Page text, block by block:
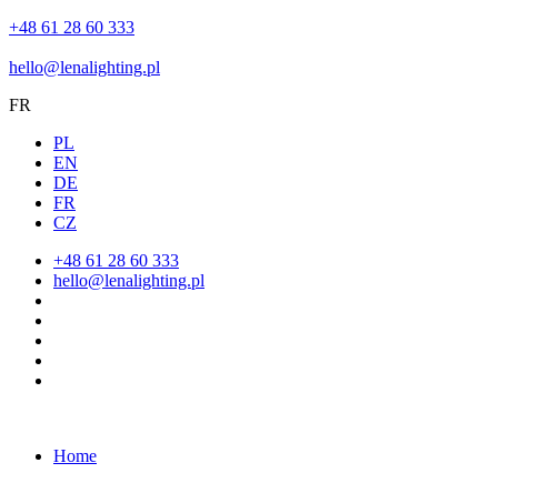
+48 61 28 60 333
hello@lenalighting.pl
FR
PL
EN
DE
FR
CZ
+48 61 28 60 333
hello@lenalighting.pl
Home